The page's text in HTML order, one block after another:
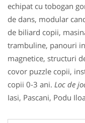
echipat cu tobogan
de dans, modular
de biliard copii,
trambuline, panouri
magnetice, structuri
covor puzzle copii,
copii 0-3 ani. Loc de
Iasi, Pascani, Podu